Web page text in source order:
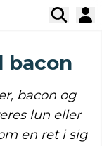
bacon
bacon og
lun eller
en ret i sig